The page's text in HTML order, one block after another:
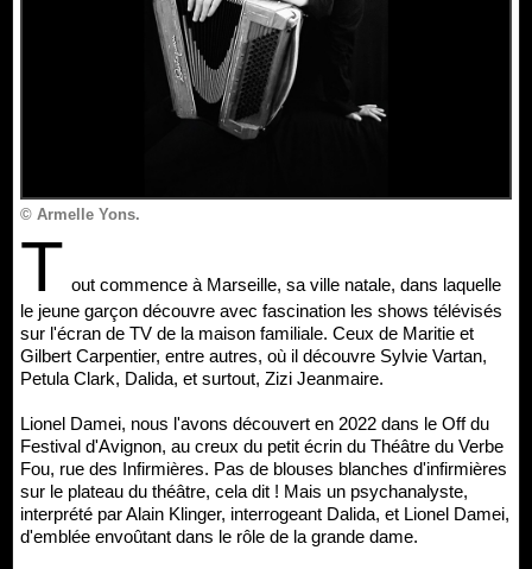
© Armelle Yons.
T out commence à Marseille, sa ville natale, dans laquelle
le jeune garçon découvre avec fascination les shows télévisés
sur l'écran de TV de la maison familiale. Ceux de Maritie et
Gilbert Carpentier, entre autres, où il découvre Sylvie Vartan,
Petula Clark, Dalida, et surtout, Zizi Jeanmaire.
Lionel Damei, nous l'avons découvert en 2022 dans le Off du
Festival d'Avignon, au creux du petit écrin du Théâtre du Verbe
Fou, rue des Infirmières. Pas de blouses blanches d'infirmières
sur le plateau du théâtre, cela dit ! Mais un psychanalyste,
interprété par Alain Klinger, interrogeant Dalida, et Lionel Damei,
d'emblée envoûtant dans le rôle de la grande dame.